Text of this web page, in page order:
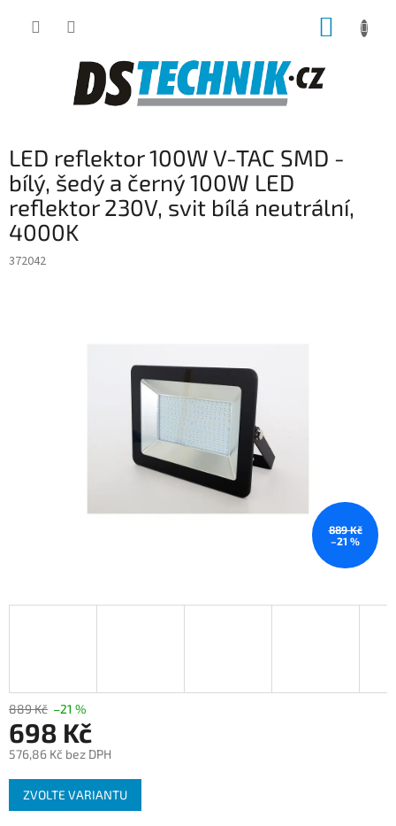
LED reflektor 100W V-TAC SMD -
bílý, šedý a černý 100W LED
reflektor 230V, svit bílá neutrální,
4000K
372042
889 Kč
–21 %
889 Kč –21 %
698 Kč
576,86 Kč bez DPH
Měrná
cena:
ZVOLTE VARIANTU